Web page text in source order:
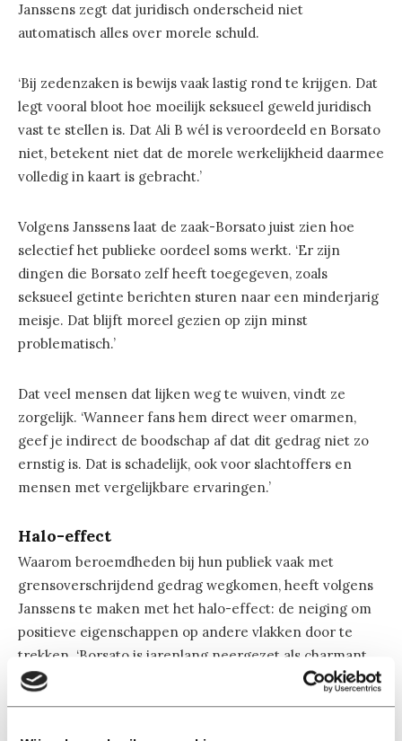
Janssens zegt dat juridisch onderscheid niet
automatisch alles over morele schuld.
‘Bij zedenzaken is bewijs vaak lastig rond te krijgen. Dat
legt vooral bloot hoe moeilijk seksueel geweld juridisch
vast te stellen is. Dat Ali B wél is veroordeeld en Borsato
niet, betekent niet dat de morele werkelijkheid daarmee
volledig in kaart is gebracht.’
Volgens Janssens laat de zaak-Borsato juist zien hoe
selectief het publieke oordeel soms werkt. ‘Er zijn
dingen die Borsato zelf heeft toegegeven, zoals
seksueel getinte berichten sturen naar een minderjarig
meisje. Dat blijft moreel gezien op zijn minst
problematisch.’
Dat veel mensen dat lijken weg te wuiven, vindt ze
zorgelijk. ‘Wanneer fans hem direct weer omarmen,
geef je indirect de boodschap af dat dit gedrag niet zo
ernstig is. Dat is schadelijk, ook voor slachtoffers en
mensen met vergelijkbare ervaringen.’
Halo-effect
Waarom beroemdheden bij hun publiek vaak met
grensoverschrijdend gedrag wegkomen, heeft volgens
Janssens te maken met het halo-effect: de neiging om
positieve eigenschappen op andere vlakken door te
trekken. ‘Borsato is jarenlang neergezet als charmant,
warm en sympathiek. Daardoor wordt het moeilijker om
kritisch te kijken naar wat hij heeft gedaan. We laten